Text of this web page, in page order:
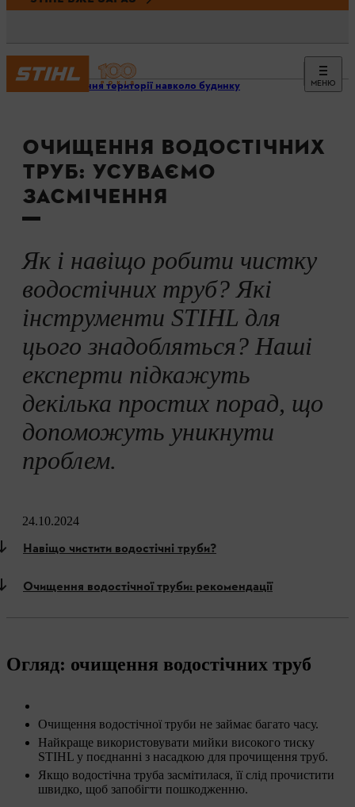
МЕНЮ
Очищення території навколо будинку
ОЧИЩЕННЯ ВОДОСТІЧНИХ
ТРУБ: УСУВАЄМО
ЗАСМІЧЕННЯ
Як і навіщо робити чистку
водостічних труб? Які
інструменти STIHL для
цього знадобляться? Наші
експерти підкажуть
декілька простих порад, що
допоможуть уникнути
проблем.
24.10.2024
Навіщо чистити водостічні труби?
Очищення водостічної труби: рекомендації
Огляд: очищення водостічних труб
Очищення водостічної труби не займає багато часу.
Найкраще використовувати мийки високого тиску
STIHL у поєднанні з насадкою для прочищення труб.
Якщо водостічна труба засмітилася, її слід прочистити
швидко, щоб запобігти пошкодженню.